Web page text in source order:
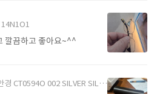
깔끔하고 좋아요~^^
002 SILVER SILVER TRANSPARENT